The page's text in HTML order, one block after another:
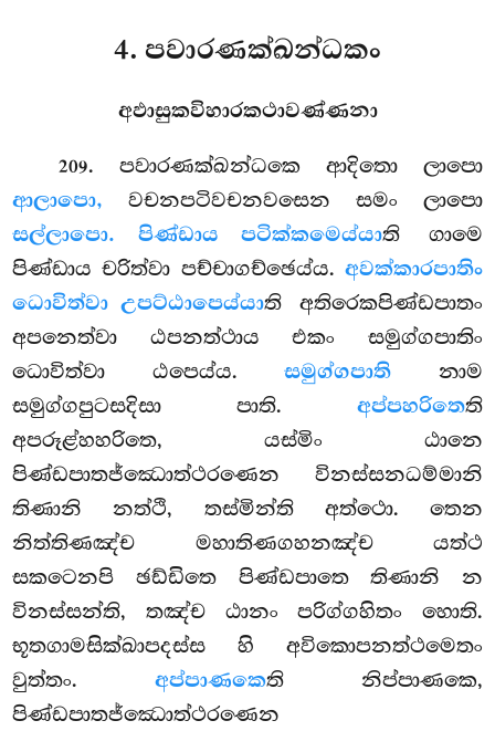
4. පවාරණක්ඛන්ධකං
අඵාසුකවිහාරකථාවණ්ණනා
209. පවාරණක්ඛන්ධකෙ ආදිතො ලාපො
ආලාපො, වචනපටිවචනවසෙන සමං ලාපො
සල්ලාපො. පිණ්ඩාය පටික්කමෙය්යාති ගාමෙ
පිණ්ඩාය චරිත්වා පච්චාගච්ඡෙය්ය. අවක්කාරපාතිං
ධොවිත්වා උපට්ඨාපෙය්යාති අතිරෙකපිණ්ඩපාතං
අපනෙත්වා ඨපනත්ථාය එකං සමුග්ගපාතිං
ධොවිත්වා ඨපෙය්ය.සමුග්ගපාති නාම
සමුග්ගපුටසදිසා පාති. අප්පහරිතෙති
අපරූළ්හහරිතෙ, යස්මිං ඨානෙ
පිණ්ඩපාතජ්ඣොත්ථරණෙන විනස්සනධම්මානි
තිණානි නත්ථි, තස්මින්ති අත්ථො. තෙන
නිත්තිණඤ්ච මහාතිණගහනඤ්ච යත්ථ
සකටෙනපි ඡඩ්ඩිතෙ පිණ්ඩපාතෙ තිණානි න
විනස්සන්ති, තඤ්ච ඨානං පරිග්ගහිතං හොති.
භූතගාමසික්ඛාපදස්ස හි අවිකොපනත්ථමෙතං
වුත්තං. අප්පාණකෙති නිප්පාණකෙ,
පිණ්ඩපාතජ්ඣොත්ථරණෙන